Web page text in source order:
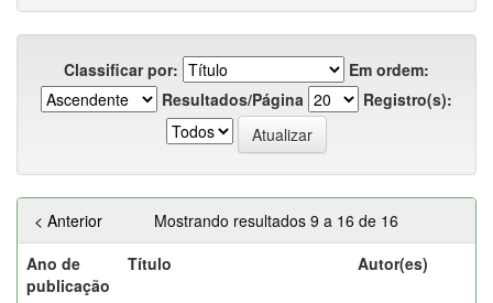
Classificar por:
Em ordem:
Resultados/Página
Registro(s):
Mostrando resultados 9 a 16 de 16
< Anterior
Ano de
publicação
Título Autor(es)